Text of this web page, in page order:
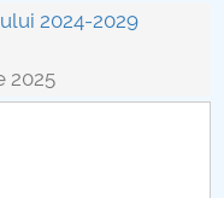
2024-2029
2025